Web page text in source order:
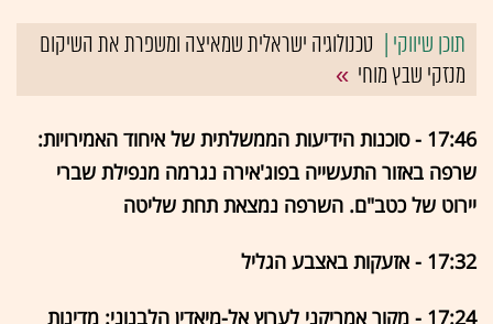
טכנולוגיה ישראלית שמאיצה ומשפרת את השיקום
מנזקי שבץ מוחי
17:46 - סוכנות הידיעות הממשלתית של איחוד האמירויות:
שרפה באזור התעשייה בפוג'אירה נגרמה מנפילת שברי
יירוט של כטב"ם. השרפה נמצאת תחת שליטה
17:32 - אזעקות באצבע הגליל
17:24 - מקור אמריקני לערוץ אל-מיאדין הלבנוני: מדינות